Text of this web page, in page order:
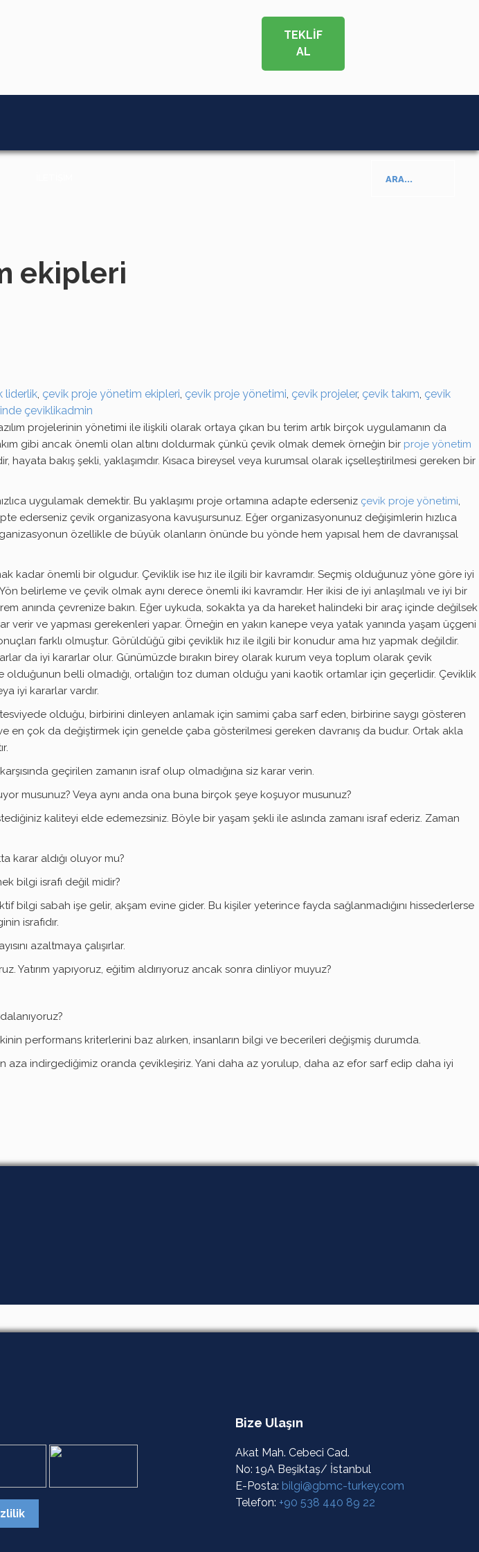
TEKLİF
AL
ARA...
ekipleri
liderlik, çevik proje yönetim ekipleri, çevik proje yönetimi, çevik projeler, çevik takım, çevik
çeviklikadmin
projelerinin yönetimi ile ilişkili olarak ortaya çıkan bu terim artık birçok uygulamanın da
gibi ancak önemli olan altını doldurmak çünkü çevik olmak demek örneğin bir proje yönetim
bakış şekli, yaklaşımdır. Kısaca bireysel veya kurumsal olarak içselleştirilmesi gereken bir
uygulamak demektir. Bu yaklaşımı proje ortamına adapte ederseniz çevik proje yönetimi,
ederseniz çevik organizasyona kavuşursunuz. Eğer organizasyonunuz değişimlerin hızlıca
özellikle de büyük olanların önünde bu yönde hem yapısal hem de davranışsal
önemli bir olgudur. Çeviklik ise hız ile ilgili bir kavramdır. Seçmiş olduğunuz yöne göre iyi
belirleme ve çevik olmak aynı derece önemli iki kavramdır. Her ikisi de iyi anlaşılmalı ve iyi bir
anında çevrenize bakın. Eğer uykuda, sokakta ya da hareket halindeki bir araç içinde değilsek
verir ve yapması gerekenleri yapar. Örneğin en yakın kanepe veya yatak yanında yaşam üçgeni
farklı olmuştur. Görüldüğü gibi çeviklik hız ile ilgili bir konudur ama hız yapmak değildir.
da iyi kararlar olur. Günümüzde bırakın birey olarak kurum veya toplum olarak çevik
belli olmadığı, ortalığın toz duman olduğu yani kaotik ortamlar için geçerlidir. Çeviklik
iyi kararlar vardır.
olduğu, birbirini dinleyen anlamak için samimi çaba sarf eden, birbirine saygı gösteren
en çok da değiştirmek için genelde çaba gösterilmesi gereken davranış da budur. Ortak akla
geçirilen zamanın israf olup olmadığına siz karar verin.
musunuz? Veya aynı anda ona buna birçok şeye koşuyor musunuz?
kaliteyi elde edemezsiniz. Böyle bir yaşam şekli ile aslında zamanı israf ederiz. Zaman
karar aldığı oluyor mu?
bilgi israfı değil midir?
bilgi sabah işe gelir, akşam evine gider. Bu kişiler yeterince fayda sağlanmadığını hissederlerse
israfıdır.
azaltmaya çalışırlar.
Yatırım yapıyoruz, eğitim aldırıyoruz ancak sonra dinliyor muyuz?
performans kriterlerini baz alırken, insanların bilgi ve becerileri değişmiş durumda.
aza indirgediğimiz oranda çevikleşiriz. Yani daha az yorulup, daha az efor sarf edip daha iyi
Bize Ulaşın
Akat Mah. Cebeci Cad.
No: 19A Beşiktaş/ İstanbul
E-Posta: bilgi@gbmc-turkey.com
Telefon: +90 538 440 89 22